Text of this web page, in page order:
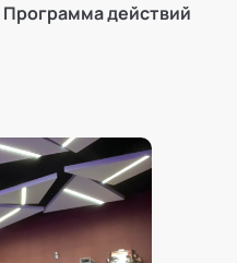
действий